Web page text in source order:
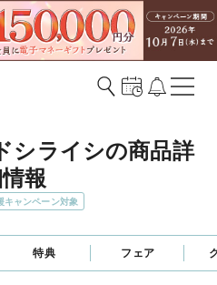
シライシの商品詳
報
キャンペーン対象
特典 フェア